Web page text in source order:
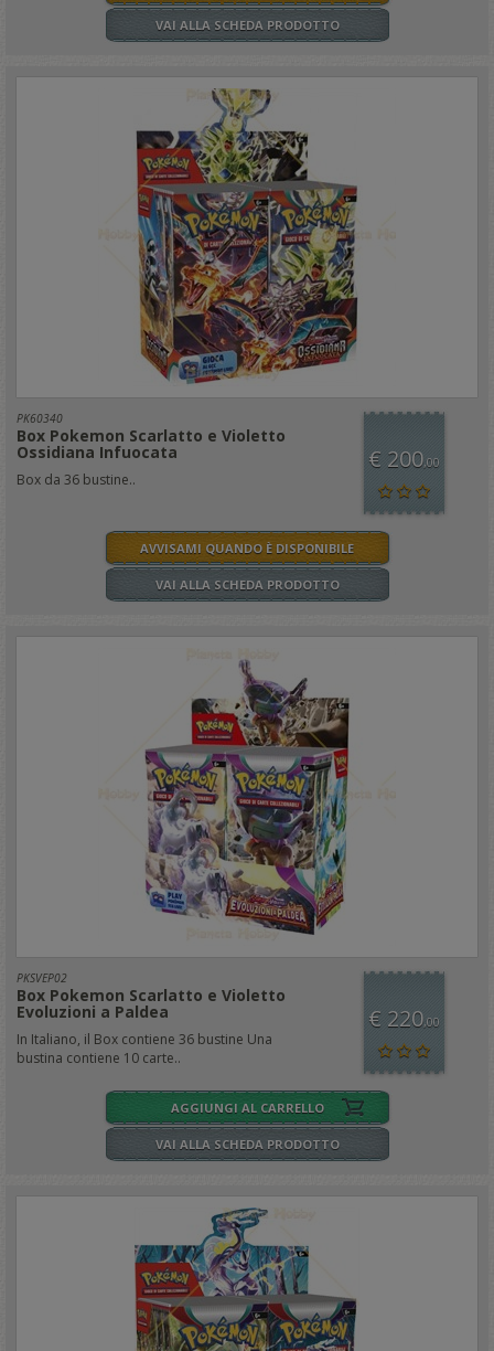
VAI ALLA SCHEDA PRODOTTO
PK60340
Box Pokemon Scarlatto e Violetto
Ossidiana Infuocata
Box da 36 bustine..
€ 200,00
AVVISAMI QUANDO È DISPONIBILE
VAI ALLA SCHEDA PRODOTTO
PKSVEP02
Box Pokemon Scarlatto e Violetto
Evoluzioni a Paldea
In Italiano, il Box contiene 36 bustine Una
bustina contiene 10 carte..
€ 220,00
AGGIUNGI AL CARRELLO
VAI ALLA SCHEDA PRODOTTO